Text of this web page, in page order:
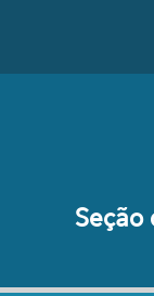
Seção